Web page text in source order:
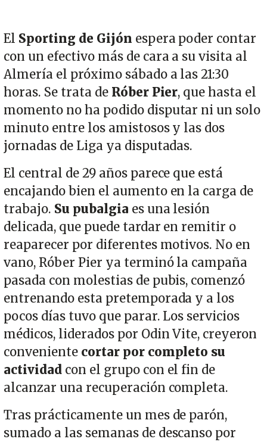
El Sporting de Gijón espera poder contar
con un efectivo más de cara a su visita al
Almería el próximo sábado a las 21:30
horas. Se trata de Róber Pier, que hasta el
momento no ha podido disputar ni un solo
minuto entre los amistosos y las dos
jornadas de Liga ya disputadas.
El central de 29 años parece que está
encajando bien el aumento en la carga de
trabajo. Su pubalgia es una lesión
delicada, que puede tardar en remitir o
reaparecer por diferentes motivos. No en
vano, Róber Pier ya terminó la campaña
pasada con molestias de pubis, comenzó
entrenando esta pretemporada y a los
pocos días tuvo que parar. Los servicios
médicos, liderados por Odin Vite, creyeron
convenientecortar por completo su
actividadcon el grupo con el fin de
alcanzar una recuperación completa.
Tras prácticamente un mes de parón,
sumado a las semanas de descanso por